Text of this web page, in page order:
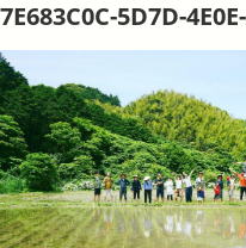
7E683C0C-5D7D-